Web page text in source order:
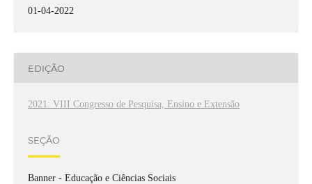
01-04-2022
EDIÇÃO
2021: VIII Congresso de Pesquisa, Ensino e Extensão
SEÇÃO
Banner - Educação e Ciências Sociais